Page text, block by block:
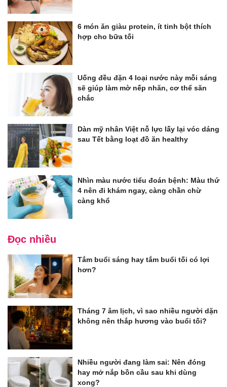
6 món ăn giàu protein, ít tinh bột thích
hợp cho bữa tối
Uống đều đặn 4 loại nước này mỗi sáng
sẽ giúp làm mờ nếp nhăn, cơ thể săn
chắc
Dàn mỹ nhân Việt nỗ lực lấy lại vóc dáng
sau Tết bằng loạt đồ ăn healthy
Nhìn màu nước tiểu đoán bệnh: Màu thứ
4 nên đi khám ngay, càng chần chừ
càng khổ
Đọc nhiều
Tắm buổi sáng hay tắm buổi tối có lợi
hơn?
Tháng 7 âm lịch, vì sao nhiều người dặn
không nên thắp hương vào buổi tối?
Nhiều người đang làm sai: Nên đóng
hay mở nắp bồn cầu sau khi dùng
xong?